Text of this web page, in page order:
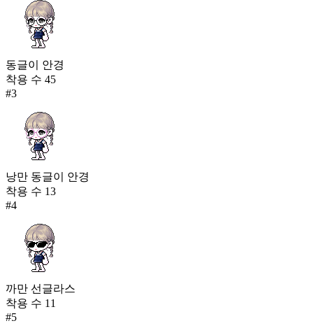
동글이 안경
착용 수 45
#3
낭만 동글이 안경
착용 수 13
#4
까만 선글라스
착용 수 11
#5